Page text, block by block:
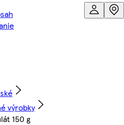
výrobky
150 g